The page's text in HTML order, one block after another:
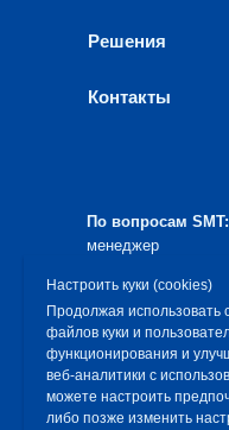
Настроить куки (cookies)
Продолжая использовать
файлов куки и
функционирования и
веб‑аналитики с
можете настроить
либо позже изменить
Решения
Эксклюзивный
ООО «Гексан» —
Контакты
менеджер
– Алексей Баев
По вопросам SMT: